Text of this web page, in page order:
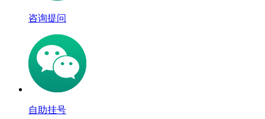
咨询提问
自助挂号